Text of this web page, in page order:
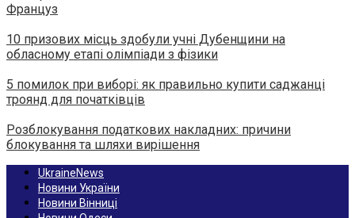
Француз
10 призових місць здобули учні Дубенщини на
обласному етапі олімпіади з фізики
5 помилок при виборі: як правильно купити саджанці
троянд для початківців
Розблокування податкових накладних: причини
блокування та шляхи вирішення
UkraineNews
Новини України
Новини Вінниці